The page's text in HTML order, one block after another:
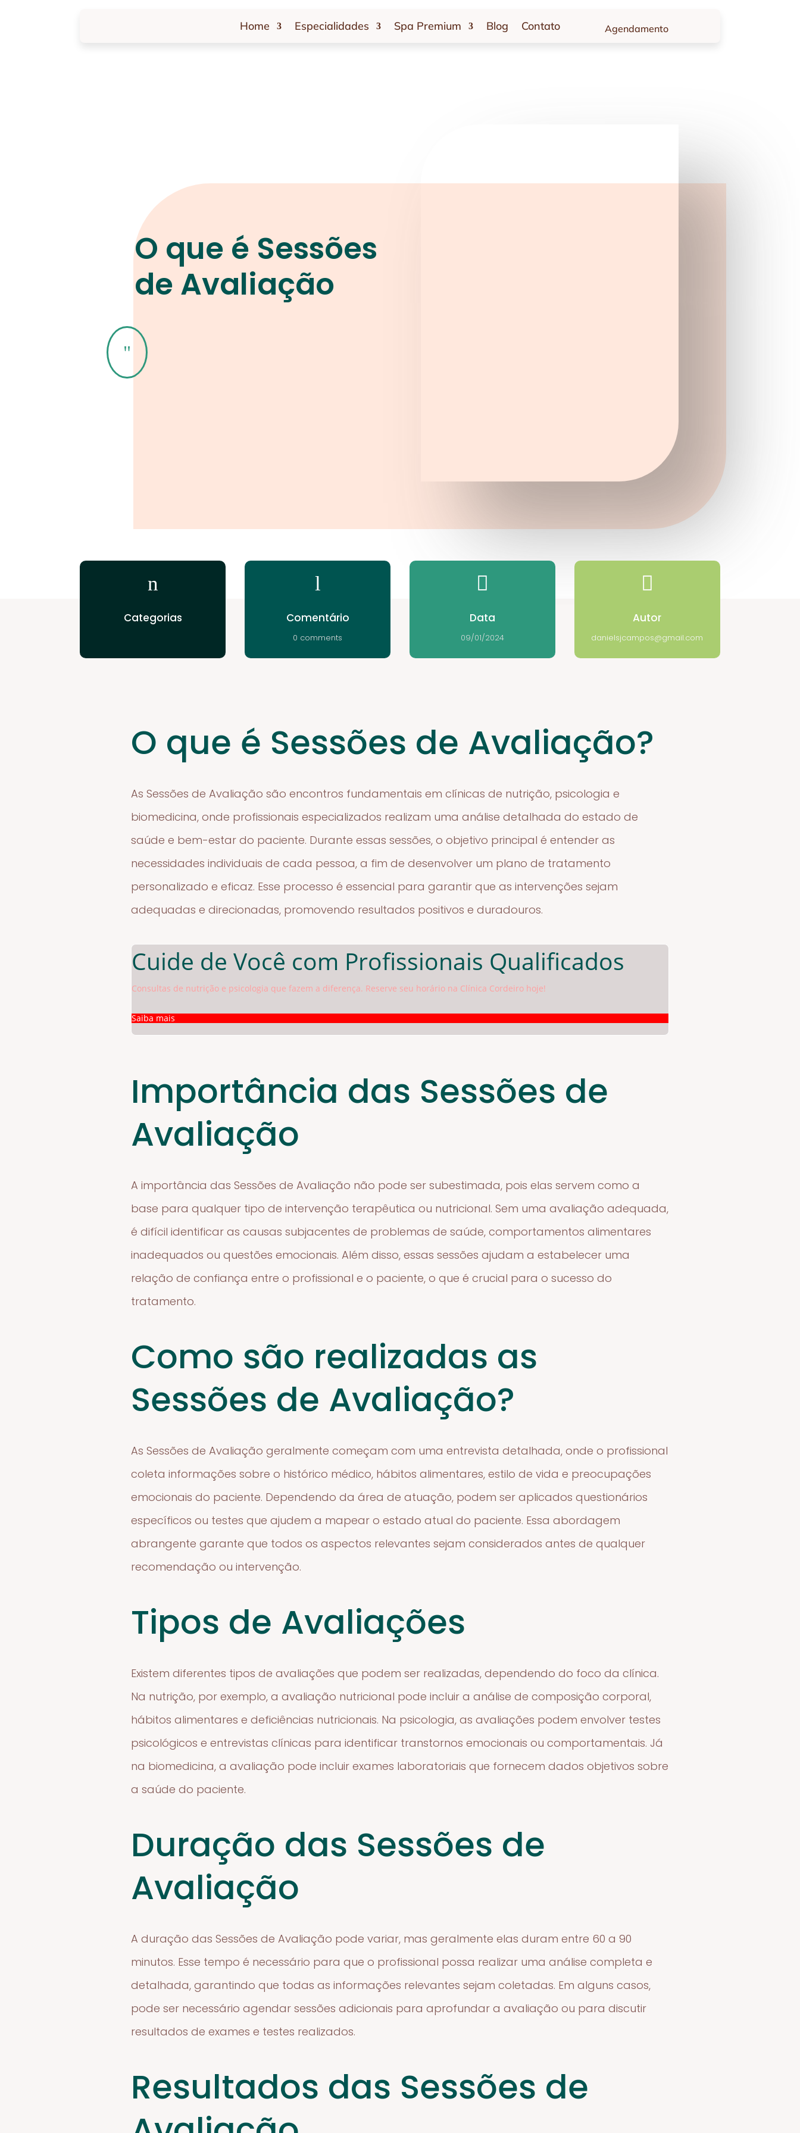
Home Especialidades Spa Premium Blog Contato Agendamento
O que é Sessões
de Avaliação
"
n
Categorias
l
Comentário
0 comments

Data
09/01/2024

Autor
danielsjcampos@gmail.com
O que é Sessões de Avaliação?
As Sessões de Avaliação são encontros fundamentais em clínicas de nutrição, psicologia e
biomedicina, onde profissionais especializados realizam uma análise detalhada do estado de
saúde e bem-estar do paciente. Durante essas sessões, o objetivo principal é entender as
necessidades individuais de cada pessoa, a fim de desenvolver um plano de tratamento
personalizado e eficaz. Esse processo é essencial para garantir que as intervenções sejam
adequadas e direcionadas, promovendo resultados positivos e duradouros.
Cuide de Você com Profissionais Qualificados
Consultas de nutrição e psicologia que fazem a diferença. Reserve seu horário na Clínica Cordeiro hoje!
Saiba mais
Importância das Sessões de
Avaliação
A importância das Sessões de Avaliação não pode ser subestimada, pois elas servem como a
base para qualquer tipo de intervenção terapêutica ou nutricional. Sem uma avaliação adequada,
é difícil identificar as causas subjacentes de problemas de saúde, comportamentos alimentares
inadequados ou questões emocionais. Além disso, essas sessões ajudam a estabelecer uma
relação de confiança entre o profissional e o paciente, o que é crucial para o sucesso do
tratamento.
Como são realizadas as
Sessões de Avaliação?
As Sessões de Avaliação geralmente começam com uma entrevista detalhada, onde o profissional
coleta informações sobre o histórico médico, hábitos alimentares, estilo de vida e preocupações
emocionais do paciente. Dependendo da área de atuação, podem ser aplicados questionários
específicos ou testes que ajudem a mapear o estado atual do paciente. Essa abordagem
abrangente garante que todos os aspectos relevantes sejam considerados antes de qualquer
recomendação ou intervenção.
Tipos de Avaliações
Existem diferentes tipos de avaliações que podem ser realizadas, dependendo do foco da clínica.
Na nutrição, por exemplo, a avaliação nutricional pode incluir a análise de composição corporal,
hábitos alimentares e deficiências nutricionais. Na psicologia, as avaliações podem envolver testes
psicológicos e entrevistas clínicas para identificar transtornos emocionais ou comportamentais. Já
na biomedicina, a avaliação pode incluir exames laboratoriais que fornecem dados objetivos sobre
a saúde do paciente.
Duração das Sessões de
Avaliação
A duração das Sessões de Avaliação pode variar, mas geralmente elas duram entre 60 a 90
minutos. Esse tempo é necessário para que o profissional possa realizar uma análise completa e
detalhada, garantindo que todas as informações relevantes sejam coletadas. Em alguns casos,
pode ser necessário agendar sessões adicionais para aprofundar a avaliação ou para discutir
resultados de exames e testes realizados.
Resultados das Sessões de